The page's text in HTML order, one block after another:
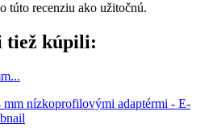
túto recenziu ako užitočnú.
tiež kúpili: